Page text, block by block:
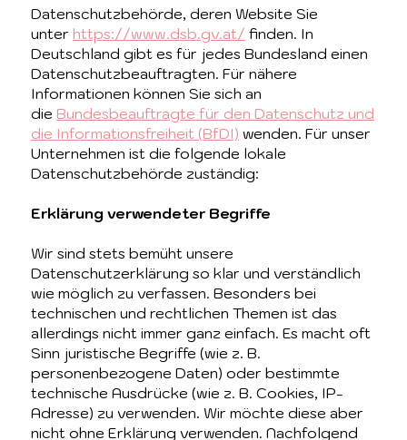
Datenschutzbehörde, deren Website Sie
unter https://www.dsb.gv.at/ finden. In
Deutschland gibt es für jedes Bundesland einen
Datenschutzbeauftragten. Für nähere
Informationen können Sie sich an
die Bundesbeauftragte für den Datenschutz und
die Informationsfreiheit (BfDI) wenden. Für unser
Unternehmen ist die folgende lokale
Datenschutzbehörde zuständig:
Erklärung verwendeter Begriffe
Wir sind stets bemüht unsere
Datenschutzerklärung so klar und verständlich
wie möglich zu verfassen. Besonders bei
technischen und rechtlichen Themen ist das
allerdings nicht immer ganz einfach. Es macht oft
Sinn juristische Begriffe (wie z. B.
personenbezogene Daten) oder bestimmte
technische Ausdrücke (wie z. B. Cookies, IP-
Adresse) zu verwenden. Wir möchte diese aber
nicht ohne Erklärung verwenden. Nachfolgend